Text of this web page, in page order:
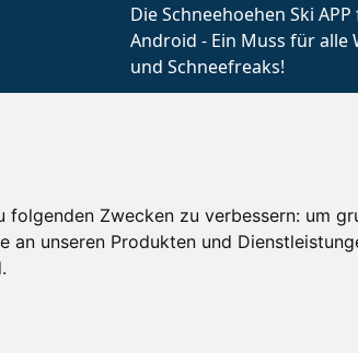
folgenden Zwecken zu verbessern: um
an unseren Produkten und
.
Die Schneehoehen Ski
Android - Ein Muss für
und Schneefreaks!